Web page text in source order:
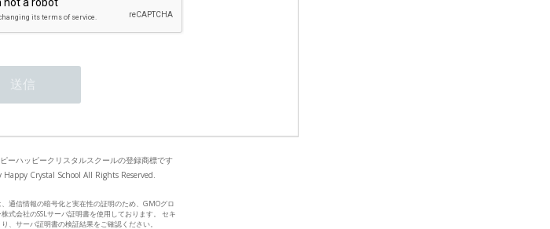
ーハッピークリスタルスクールの登録商標です
Crystal School All Rights Reserved.
通信情報の暗号化と実在性の証明のため、GMOグロ
式会社のSSLサーバ証明書を使用しております。 セキ
、サーバ証明書の検証結果をご確認ください。